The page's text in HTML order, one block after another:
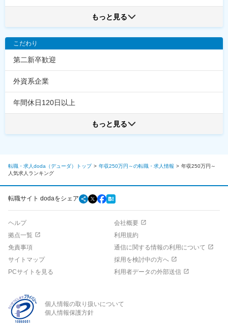
もっと見る
こだわり
第二新卒歓迎
外資系企業
年間休日120日以上
もっと見る
転職・求人doda（デューダ）トップ 年収250万円～の転職・求人情報
年収250万円～
人気求人ランキング
転職サイト dodaをシェア
ヘルプ
会社概要
拠点一覧
利用規約
免責事項
通信に関する情報の利用について
サイトマップ
採用を検討中の方へ
PCサイトを見る
利用者データの外部送信
個人情報の取り扱いについて
個人情報保護方針